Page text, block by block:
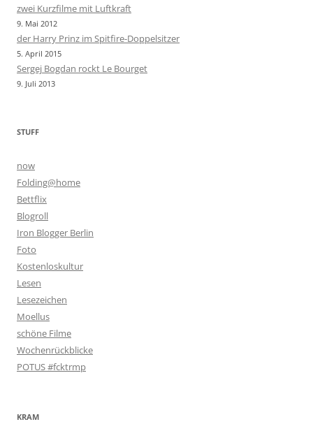
zwei Kurzfilme mit Luftkraft
9. Mai 2012
der Harry Prinz im Spitfire-Doppelsitzer
5. April 2015
Sergej Bogdan rockt Le Bourget
9. Juli 2013
STUFF
now
Folding@home
Bettflix
Blogroll
Iron Blogger Berlin
Foto
Kostenloskultur
Lesen
Lesezeichen
Moellus
schöne Filme
Wochenrückblicke
POTUS #fcktrmp
KRAM